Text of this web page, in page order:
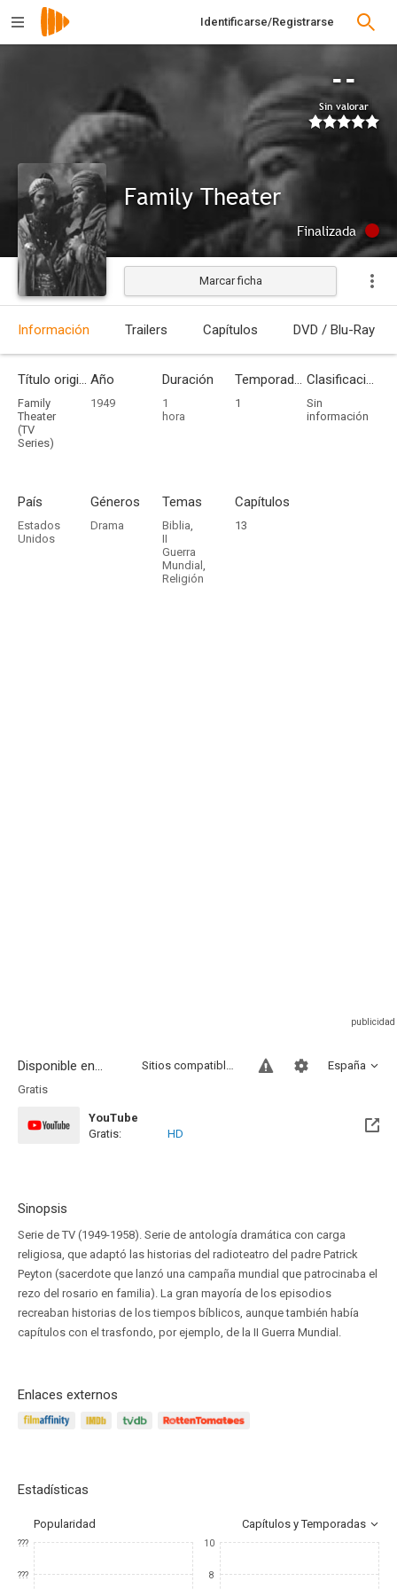
Identificarse/Registrarse
--
Sin valorar
Family Theater
Finalizada
Marcar ficha
Información Trailers Capítulos DVD / Blu-Ray
Título original
Family
Theater
(TV
Series)
Año
1949
Duración
1
hora
Temporadas
1
Clasificación por edades
Sin
información
País
Estados
Unidos
Géneros
Drama
Temas
Biblia,
II
Guerra
Mundial,
Religión
Capítulos
13
Disponible en... España
Sitios compatibles
Gratis
YouTube
Gratis:
HD
Sinopsis
Serie de TV (1949-1958). Serie de antología dramática con carga
religiosa, que adaptó las historias del radioteatro del padre Patrick
Peyton (sacerdote que lanzó una campaña mundial que patrocinaba el
rezo del rosario en familia). La gran mayoría de los episodios
recreaban historias de los tiempos bíblicos, aunque también había
capítulos con el trasfondo, por ejemplo, de la II Guerra Mundial.
Enlaces externos
Estadísticas
Popularidad Capítulos y Temporadas
???
???
10
8